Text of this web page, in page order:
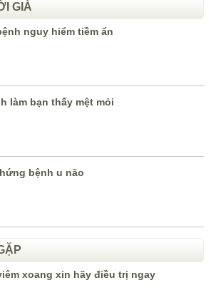
GIÀ
nguy hiểm tiềm ẩn
làm bạn thấy mệt mỏi
bệnh u não
xoang xin hãy điều trị ngay